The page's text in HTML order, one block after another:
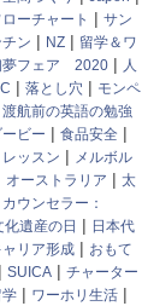
ーチャート | サン
ン | NZ | 留学＆ワ
夢フェア 2020 | 人
| 落とし穴 | モンペ
航前の英語の勉強
ビー | 食品安全 |
レッスン | メルボル
オーストラリア | 太
カウンセラー：
化遺産の日 | 日本代
ャリア形成 | おもて
| SUICA | チャーター
| ワーホリ生活 |